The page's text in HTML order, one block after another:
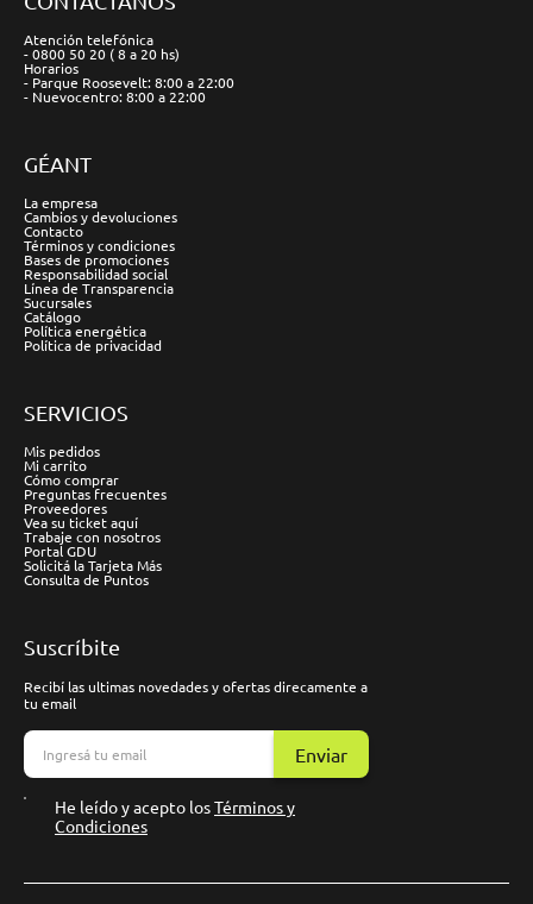
Atención telefónica
- 0800 50 20 ( 8 a 20 hs)
Horarios
- Parque Roosevelt: 8:00 a 22:00
- Nuevocentro: 8:00 a 22:00
GÉANT
La empresa
Cambios y devoluciones
Contacto
Términos y condiciones
Bases de promociones
Responsabilidad social
Línea de Transparencia
Sucursales
Catálogo
Política energética
Política de privacidad
SERVICIOS
Mis pedidos
Mi carrito
Cómo comprar
Preguntas frecuentes
Proveedores
Vea su ticket aquí
Trabaje con nosotros
Portal GDU
Solicitá la Tarjeta Más
Consulta de Puntos
Suscríbite
Recibí las ultimas novedades y ofertas direcamente a
tu email
Enviar
He leído y acepto losTérminos y
Condiciones